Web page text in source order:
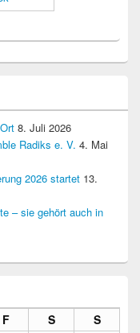
8. Juli 2026
Radiks e. V. 4. Mai
2026 startet 13.
– sie gehört auch in
F S S